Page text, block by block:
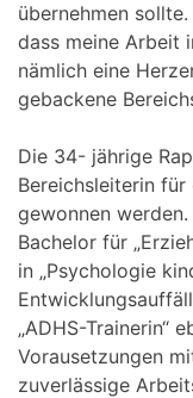
übernehmen
dass meine Arbeit
nämlich eine
gebackene
Die 34- jährige
Bereichsleiterin
gewonnen
Bachelor für
in „Psychologie
„ADHS-Trainerin“
Vorausetzungen
zuverlässige